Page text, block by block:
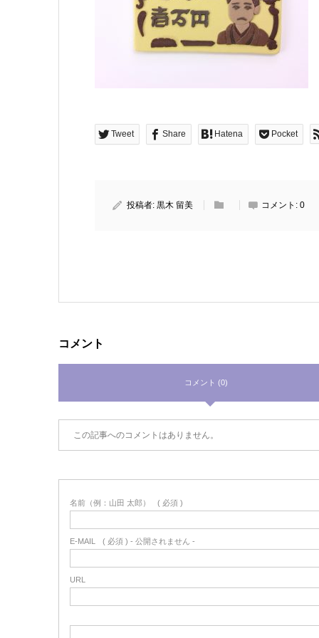
Tweet Share Hatena Pocket
投稿者: 黒木 留美 コメント: 0
コメント
コメント (0)
この記事へのコメントはありません。
名前（例：山田 太郎） ( 必須 )
E-MAIL ( 必須 ) - 公開されません -
URL